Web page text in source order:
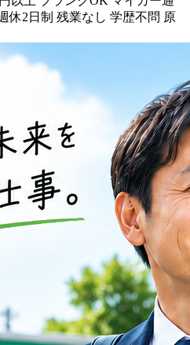
休2日制 残業なし 学歴不問 原